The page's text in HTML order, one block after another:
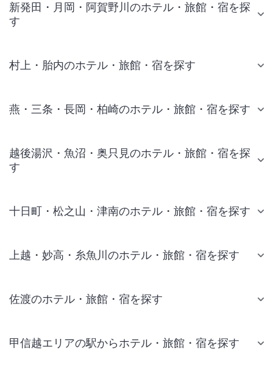
新発田・月岡・阿賀野川のホテル・旅館・宿を探
す
村上・胎内のホテル・旅館・宿を探す
燕・三条・長岡・柏崎のホテル・旅館・宿を探す
越後湯沢・魚沼・奥只見のホテル・旅館・宿を探
す
十日町・松之山・津南のホテル・旅館・宿を探す
上越・妙高・糸魚川のホテル・旅館・宿を探す
佐渡のホテル・旅館・宿を探す
甲信越エリアの駅からホテル・旅館・宿を探す